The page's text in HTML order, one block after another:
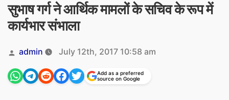
सुभाष गर्ग ने आर्थिक मामलों के सचिव के रूप में
कार्यभार संभाला
Posted
by
admin July 12th, 2017 10:58 am
Add as a preferred
source on Google